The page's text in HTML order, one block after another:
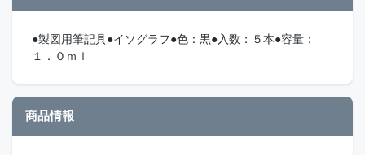
●製図用筆記具●イソグラフ●色：黒●入数：５本●容量：
１．０ｍｌ
商品情報